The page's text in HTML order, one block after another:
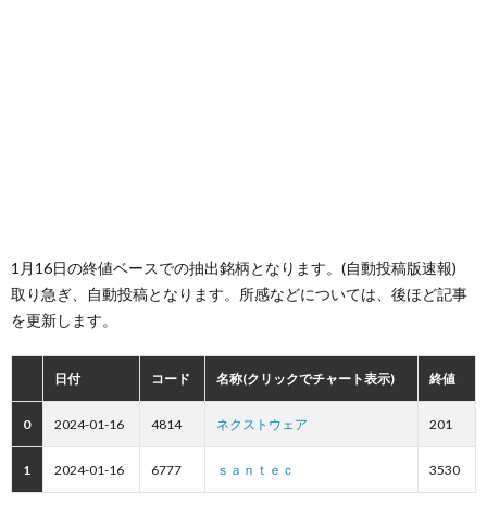
1月16日の終値ベースでの抽出銘柄となります。(自動投稿版速報)
取り急ぎ、自動投稿となります。所感などについては、後ほど記事
を更新します。
日付 コード 名称(クリックでチャート表示) 終値
0 2024-01-16 4814 ネクストウェア 201
1 2024-01-16 6777 ｓａｎｔｅｃ 3530